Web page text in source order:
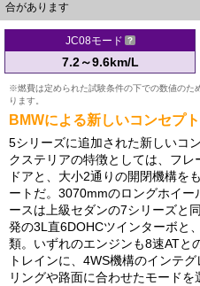
合があります
JC08モード
7.2～9.6km/L
※燃費は定められた試験条件の下での数値のた
ります。
BMWによる新しいコンセプ
5シリーズに追加された新しいコ
クステリアの特徴としては、フ
ドアと、大小2通りの開閉機構を
ートだ。3070mmのロングホイ
ースは上級セダンの7シリーズと
発の3L直6DOHCツインターボと
類。いずれのエンジンも8速ATと
トレインに、4WS機構のインテ
リングや路面に合わせたモード